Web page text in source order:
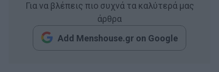
Για να βλέπεις πιο συχνά τα καλύτερά μας
άρθρα
Add Menshouse.gr on Google